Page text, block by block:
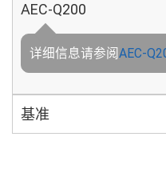
AEC-Q200
详细信息请参阅AEC-
基准